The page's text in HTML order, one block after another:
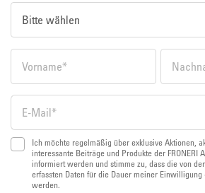
Ich möchte regelmäßig über exklusive Aktionen,
interessante Beiträge und Produkte der FRONERI
informiert werden und stimme zu, dass die von der
erfassten Daten für die Dauer meiner
werden.